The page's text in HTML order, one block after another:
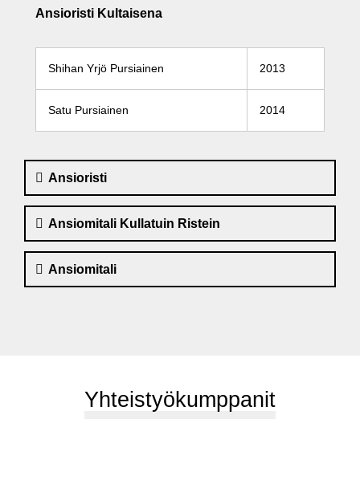
Ansioristi Kultaisena
Shihan Yrjö Pursiainen 2013
Satu Pursiainen 2014
Ansioristi
Ansiomitali Kullatuin Ristein
Ansiomitali
Yhteistyökumppanit